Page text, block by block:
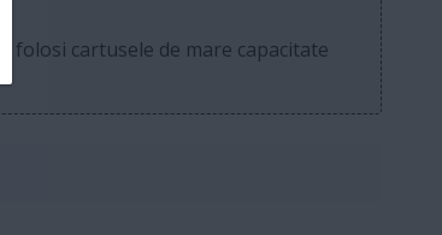
folosi cartusele de mare capacitate